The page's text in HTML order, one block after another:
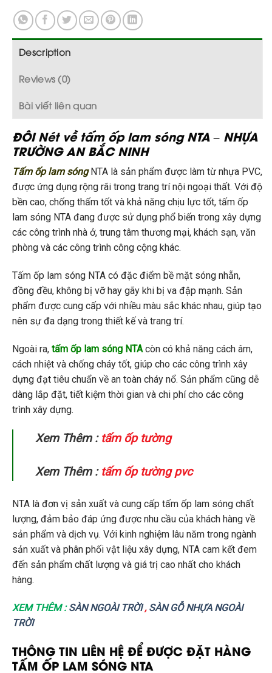
Description
Reviews (0)
Bài viết liên quan
ĐÔI Nét về tấm ốp lam sóng NTA – NHỰA
TRƯỜNG AN BẮC NINH
Tấm ốp lam sóngNTA là sản phẩm được làm từ nhựa PVC,
được ứng dụng rộng rãi trong trang trí nội ngoại thất. Với độ
bền cao, chống thấm tốt và khả năng chịu lực tốt, tấm ốp
lam sóng NTA đang được sử dụng phổ biến trong xây dựng
các công trình nhà ở, trung tâm thương mại, khách sạn, văn
phòng và các công trình công cộng khác.
Tấm ốp lam sóng NTA có đặc điểm bề mặt sóng nhẵn,
đồng đều, không bị vỡ hay gãy khi bị va đập mạnh. Sản
phẩm được cung cấp với nhiều màu sắc khác nhau, giúp tạo
nên sự đa dạng trong thiết kế và trang trí.
Ngoài ra, tấm ốp lam sóng NTA còn có khả năng cách âm,
cách nhiệt và chống cháy tốt, giúp cho các công trình xây
dựng đạt tiêu chuẩn về an toàn cháy nổ. Sản phẩm cũng dễ
dàng lắp đặt, tiết kiệm thời gian và chi phí cho các công
trình xây dựng.
Xem Thêm : tấm ốp tường
Xem Thêm : tấm ốp tường pvc
NTA là đơn vị sản xuất và cung cấp tấm ốp lam sóng chất
lượng, đảm bảo đáp ứng được nhu cầu của khách hàng về
sản phẩm và dịch vụ. Với kinh nghiệm lâu năm trong ngành
sản xuất và phân phối vật liệu xây dựng, NTA cam kết đem
đến sản phẩm chất lượng và giá trị cao nhất cho khách
hàng.
XEM THÊM : SÀN NGOÀI TRỜI, SÀN GỖ NHỰA NGOÀI
TRỜI
THÔNG TIN LIÊN HỆ ĐỂ ĐƯỢC ĐẶT HÀNG
TẤM ỐP LAM SÓNG NTA